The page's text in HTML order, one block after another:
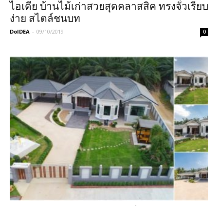
ไอเดีย บ้านไม้เก่าสวยสุดคลาสสิค ทรงจั่วเรียบ
ง่าย สไตล์ชนบท
DoIDEA - 09/10/2019 0